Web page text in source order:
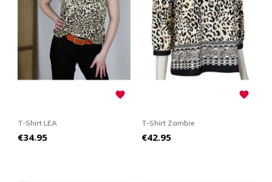

T-Shirt LEA
Price
€34.95

T-Shirt Zambie
Price
€42.95